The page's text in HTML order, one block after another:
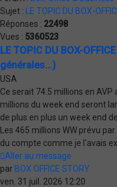
Sujet :
LE TOPIC DU BOX-
Réponses : 22498
Vues : 5360523
LE TOPIC DU BOX-
générales...)
USA
Ce serait 74.5 millions en
millions du week end seront
de plus en plus un week end
Les 465 millions WW prévu
du compte comme je l'avais
Aller au message
par BOX OFFICE STORY
ven. 31 juil. 2026 12:20